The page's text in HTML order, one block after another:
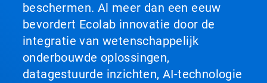
beschermen. Al meer dan een eeuw
bevordert Ecolab innovatie door de
integratie van wetenschappelijk
onderbouwde oplossingen,
datagestuurde inzichten, AI-technologie